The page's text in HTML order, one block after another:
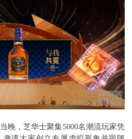
，芝华士聚集5000名潮流玩家凭